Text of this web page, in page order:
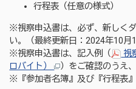
行程表（任意の様式）
※視察申込書は、必ず、新しく
い。（最終更新日：2024年10月
※視察申込書は、記入例（
視
ロバイト）
）をご確認のうえ
※『参加者名簿』及び『行程表